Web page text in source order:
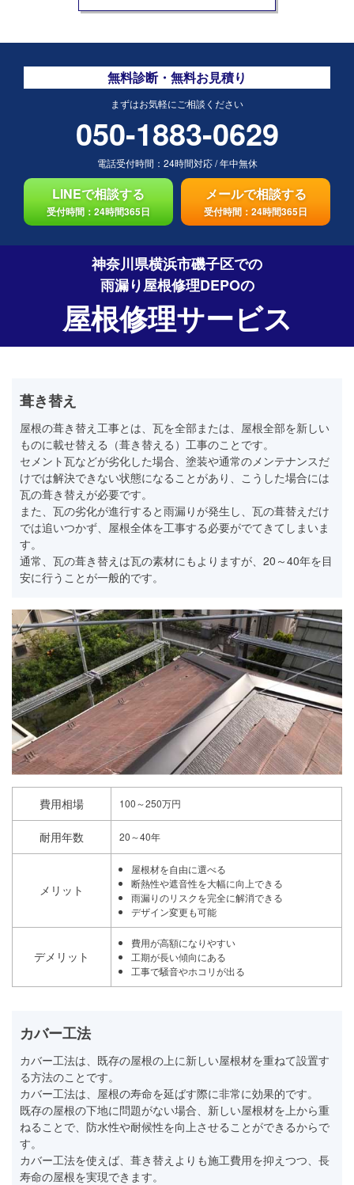
無料診断・無料お見積り
まずはお気軽にご相談ください
050-1883-0629
電話受付時間： 24時間対応/年中無休
LINEで相談する
受付時間：24時間365日
メールで相談する
受付時間：24時間365日
神奈川県横浜市磯子区での
雨漏り屋根修理DEPOの
屋根修理サービス
葺き替え
屋根の葺き替え工事とは、瓦を全部または、屋根全部を新しい
ものに載せ替える（葺き替える）工事のことです。
セメント瓦などが劣化した場合、塗装や通常のメンテナンスだ
けでは解決できない状態になることがあり、こうした場合には
瓦の葺き替えが必要です。
また、瓦の劣化が進行すると雨漏りが発生し、瓦の葺替えだけ
では追いつかず、屋根全体を工事する必要がでてきてしまいま
す。
通常、瓦の葺き替えは瓦の素材にもよりますが、20～40年を目
安に行うことが一般的です。
費用相場 100～250万円
耐用年数 20～40年
メリット
屋根材を自由に選べる
断熱性や遮音性を大幅に向上できる
雨漏りのリスクを完全に解消できる
デザイン変更も可能
デメリット
費用が高額になりやすい
工期が長い傾向にある
工事で騒音やホコリが出る
カバー工法
カバー工法は、既存の屋根の上に新しい屋根材を重ねて設置す
る方法のことです。
カバー工法は、屋根の寿命を延ばす際に非常に効果的です。
既存の屋根の下地に問題がない場合、新しい屋根材を上から重
ねることで、防水性や耐候性を向上させることができるからで
す。
カバー工法を使えば、葺き替えよりも施工費用を抑えつつ、長
寿命の屋根を実現できます。